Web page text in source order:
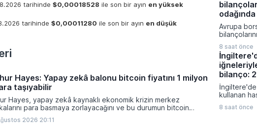
tarihinde $0,00018528 ile son bir ayın en yüksek
tarihinde $0,00011280 ile son bir ayın en düşük
Hayes: Yapay zekâ balonu bitcoin fiyatını 1 milyon
taşıyabilir
Hayes, yapay zekâ kaynaklı ekonomik krizin merkez
para basmaya zorlayacağını ve bu durumun bitcoin
1 milyon dolara taşıyabileceğini öngörürken beyaz yakalı iş
tetikleyeceği kredi krizinin küresel likidite artışına yol
2026 20:11
ateşkes ve
uyulması
yapılan
Ağustos
sermaye
ve
önemli
kapsıyor.
odağında
Avrupa
bölge
veriler ve
Almanya'da
siparişleri
artış
verileri
8 saat önce
bilanço:
İngiltere'de
kullanan
sağlık
8 saat önce